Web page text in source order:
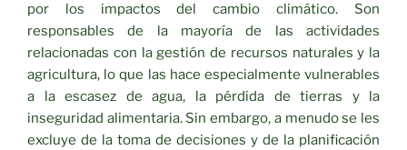
por los impactos del cambio climático. Son
responsables de la mayoría de las actividades
relacionadas con la gestión de recursos naturales y la
agricultura, lo que las hace especialmente vulnerables
a la escasez de agua, la pérdida de tierras y la
inseguridad alimentaria. Sin embargo, a menudo se les
excluye de la toma de decisiones y de la planificación